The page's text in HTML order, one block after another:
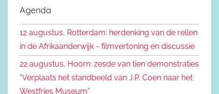
e
n
a
e
n
Agenda
12 augustus, Rotterdam: herdenking van de rellen
in de Afrikaanderwijk - filmvertoning en discussie
22 augustus, Hoorn: zesde van tien demonstraties
“Verplaats het standbeeld van J.P. Coen naar het
Westfries Museum”